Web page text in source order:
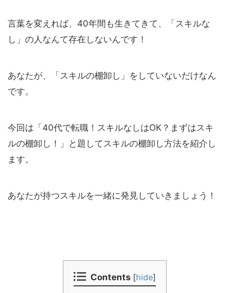
言葉を変えれば、40年間も生きてきて、「スキルな
し」の人なんて存在しないんです！
あなたが、「スキルの棚卸し」をしていないだけなん
です。
今回は「40代で転職！スキルなしはOK？まずはスキ
ルの棚卸し！」と題してスキルの棚卸し方法を紹介し
ます。
あなたが持つスキルを一緒に発見していきましょう！
Contents [hide]